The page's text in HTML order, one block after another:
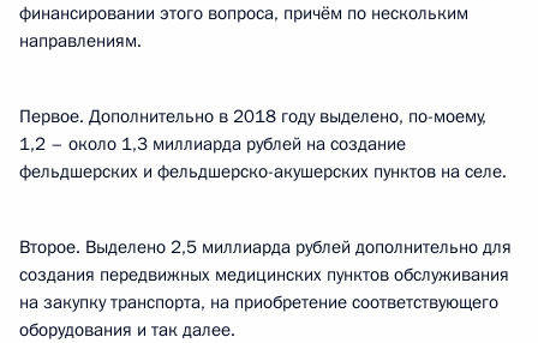
финансировании этого вопроса, причём по нескольким
направлениям.
Первое. Дополнительно в 2018 году выделено, по-моему,
1,2 – около 1,3 миллиарда рублей на создание
фельдшерских и фельдшерско-акушерских пунктов на селе.
Второе. Выделено 2,5 миллиарда рублей дополнительно для
создания передвижных медицинских пунктов обслуживания
на закупку транспорта, на приобретение соответствующего
оборудования и так далее.